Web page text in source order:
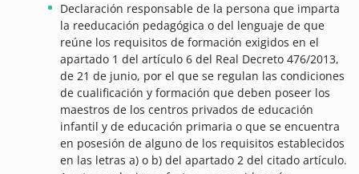
Declaración responsable de la persona que imparta
la reeducación pedagógica o del lenguaje de que
reúne los requisitos de formación exigidos en el
apartado 1 del artículo 6 del Real Decreto 476/2013,
de 21 de junio, por el que se regulan las condiciones
de cualificación y formación que deben poseer los
maestros de los centros privados de educación
infantil y de educación primaria o que se encuentra
en posesión de alguno de los requisitos establecidos
en las letras a) o b) del apartado 2 del citado artículo.